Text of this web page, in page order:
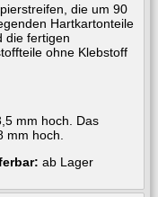
die um 90
Hartkartonteile
die fertigen
ohne Klebstoff
mm hoch. Das
mm hoch.
ab Lager